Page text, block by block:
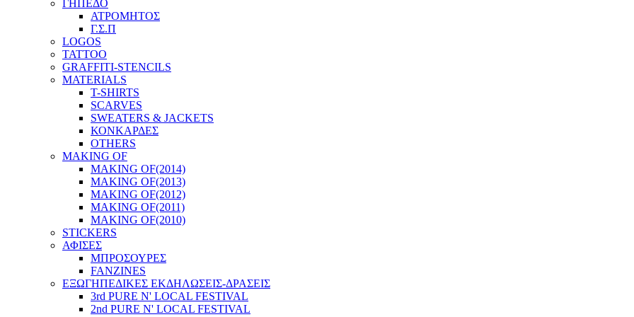
ΓΗΠΕΔΟ
ΑΤΡΟΜΗΤΟΣ
Γ.Σ.Π
LOGOS
TATTOO
GRAFFITI-STENCILS
MATERIALS
T-SHIRTS
SCARVES
SWEATERS & JACKETS
ΚΟΝΚΑΡΔΕΣ
OTHERS
MAKING OF
MAKING OF(2014)
MAKING OF(2013)
MAKING OF(2012)
MAKING OF(2011)
MAKING OF(2010)
STICKERS
ΑΦΙΣΕΣ
ΜΠΡΟΣΟΥΡΕΣ
FANZINES
ΕΞΩΓΗΠΕΔΙΚΕΣ EΚΔΗΛΩΣΕΙΣ-ΔΡΑΣΕΙΣ
3rd PURE N' LOCAL FESTIVAL
2nd PURE N' LOCAL FESTIVAL